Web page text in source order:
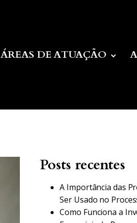
ÁREAS DE ATUAÇÃO
Posts recentes
A Importância das
Ser Usado no
Como Funciona a